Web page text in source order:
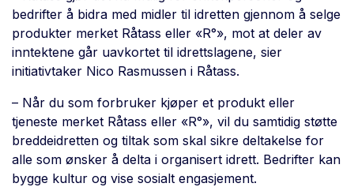
bedrifter å bidra med midler til idretten gjennom å selge
produkter merket Råtass eller «R°», mot at deler av
inntektene går uavkortet til idrettslagene, sier
initiativtaker Nico Rasmussen i Råtass.
– Når du som forbruker kjøper et produkt eller
tjeneste merket Råtass eller «R°», vil du samtidig støtte
breddeidretten og tiltak som skal sikre deltakelse for
alle som ønsker å delta i organisert idrett. Bedrifter kan
bygge kultur og vise sosialt engasjement.